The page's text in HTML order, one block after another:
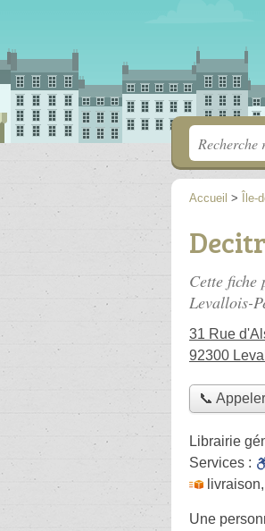
Accueil > Île-
Cette
Levallois-
31 Rue
92300
📞
Librairie
Services :
livraison,
Une